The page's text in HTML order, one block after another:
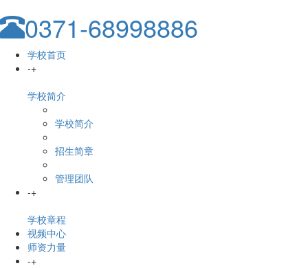
0371-68998886
学校首页
-+
学校简介
学校简介
招生简章
管理团队
-+
学校章程
视频中心
师资力量
-+